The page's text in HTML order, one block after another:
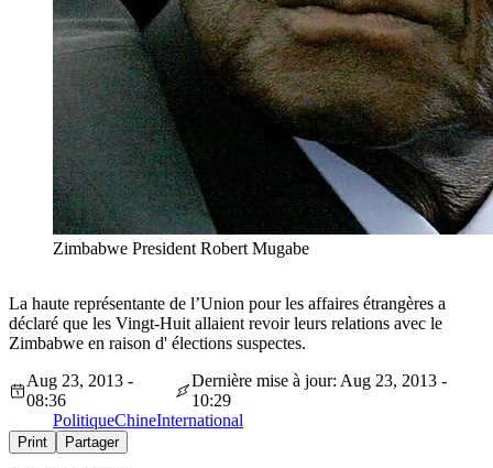
Zimbabwe President Robert Mugabe
La haute représentante de l’Union pour les affaires étrangères a
déclaré que les Vingt-Huit allaient revoir leurs relations avec le
Zimbabwe en raison d' élections suspectes.
Aug 23, 2013 -
08:36
Dernière mise à jour: Aug 23, 2013 -
10:29
PolitiqueChineInternational
Print Partager